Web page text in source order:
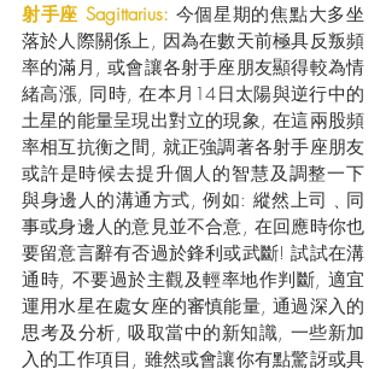
射手座 Sagittarius: 今個星期的焦點大多坐
落於人際關係上, 因為在數天前極具反叛頻
率的滿月, 或會讓各射手座朋友顯得較為情
緒高漲, 同時, 在本月14日太陽與逆行中的
土星的能量呈現出對立的現象, 在這兩股頻
率相互抗衡之間, 就正強調著各射手座朋友
或許是時候去提升個人的智慧及調整一下
與身邊人的溝通方式, 例如: 縱然上司﹑同
事或身邊人的意見並不合意, 在回應時你也
要留意言辭有否過於鋒利或武斷! 試試在溝
通時, 不要過於主觀及輕率地作判斷, 適宜
運用水星在處女座的審慎能量, 通過深入的
思考及分析, 吸取當中的新知識, 一些新加
入的工作項目, 雖然或會讓你有點驚訝或具